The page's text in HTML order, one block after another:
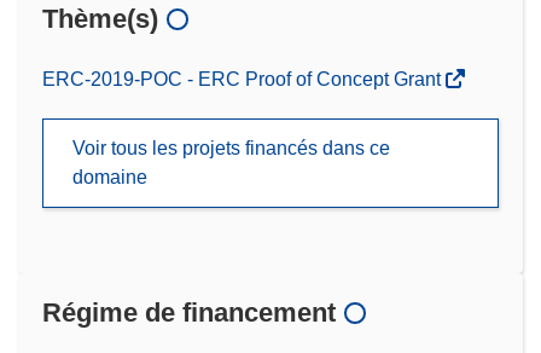
Thème(s)
ERC-2019-POC - ERC Proof of Concept Grant
Voir tous les projets financés dans ce
domaine
Régime de financement